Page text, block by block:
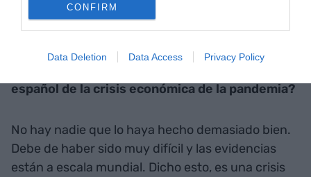
CONFIRM
Data Deletion Data Access Privacy Policy
Queremos empresas grandes catalanas sin
oligopolios.
español de la crisis económica de la pandemia?
No hay nadie que lo haya hecho demasiado bien.
Debe de haber sido muy difícil y las evidencias
están a escala mundial. Dicho esto, es una crisis